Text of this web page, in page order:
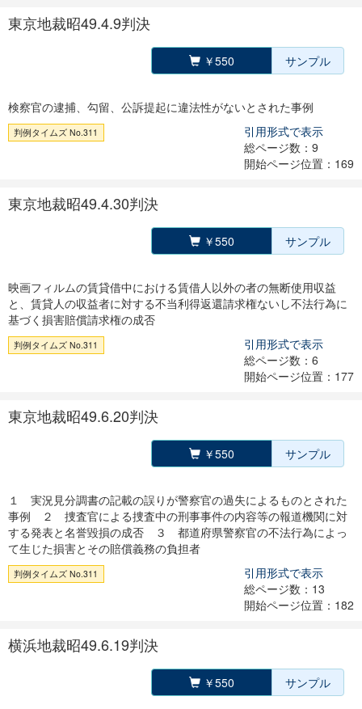
東京地裁昭49.4.9判決
￥550 サンプル
検察官の逮捕、勾留、公訴提起に違法性がないとされた事例
判例タイムズ No.311
引用形式で表示
総ページ数：9
開始ページ位置：169
東京地裁昭49.4.30判決
￥550 サンプル
映画フィルムの賃貸借中における賃借人以外の者の無断使用収益
と、賃貸人の収益者に対する不当利得返還請求権ないし不法行為に
基づく損害賠償請求権の成否
判例タイムズ No.311
引用形式で表示
総ページ数：6
開始ページ位置：177
東京地裁昭49.6.20判決
￥550 サンプル
１ 実況見分調書の記載の誤りが警察官の過失によるものとされた
事例 ２ 捜査官による捜査中の刑事事件の内容等の報道機関に対
する発表と名誉毀損の成否 ３ 都道府県警察官の不法行為によっ
て生じた損害とその賠償義務の負担者
判例タイムズ No.311
引用形式で表示
総ページ数：13
開始ページ位置：182
横浜地裁昭49.6.19判決
￥550 サンプル